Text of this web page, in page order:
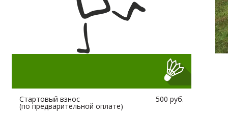
Стартовый взнос
(по предварительной оплате)
500 руб.